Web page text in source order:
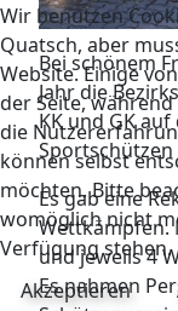
Bei schönem
Jahr die
KK und GK
Es gab eine
Wettkämpfen.
und jeweils 4
Es nahmen
Wir benutzen
Quatsch, aber
Website. Einige
der Seite,
die
können selbst
möchten. Bitte
womöglich nicht
Verfügung stehen.
Akzeptieren